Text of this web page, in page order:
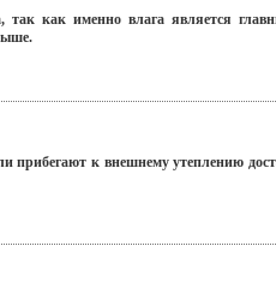
как именно влага является
к внешнему утеплению